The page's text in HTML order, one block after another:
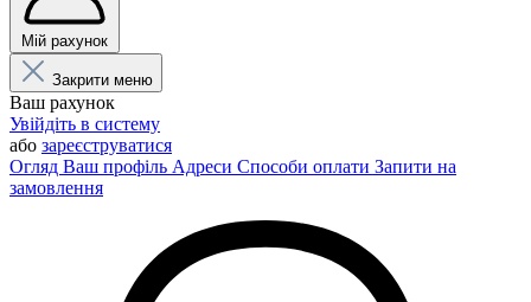
Мій рахунок
Закрити меню
Ваш рахунок
Увійдіть в систему
або зареєструватися
Огляд Ваш профіль Адреси Способи оплати Запити на
замовлення